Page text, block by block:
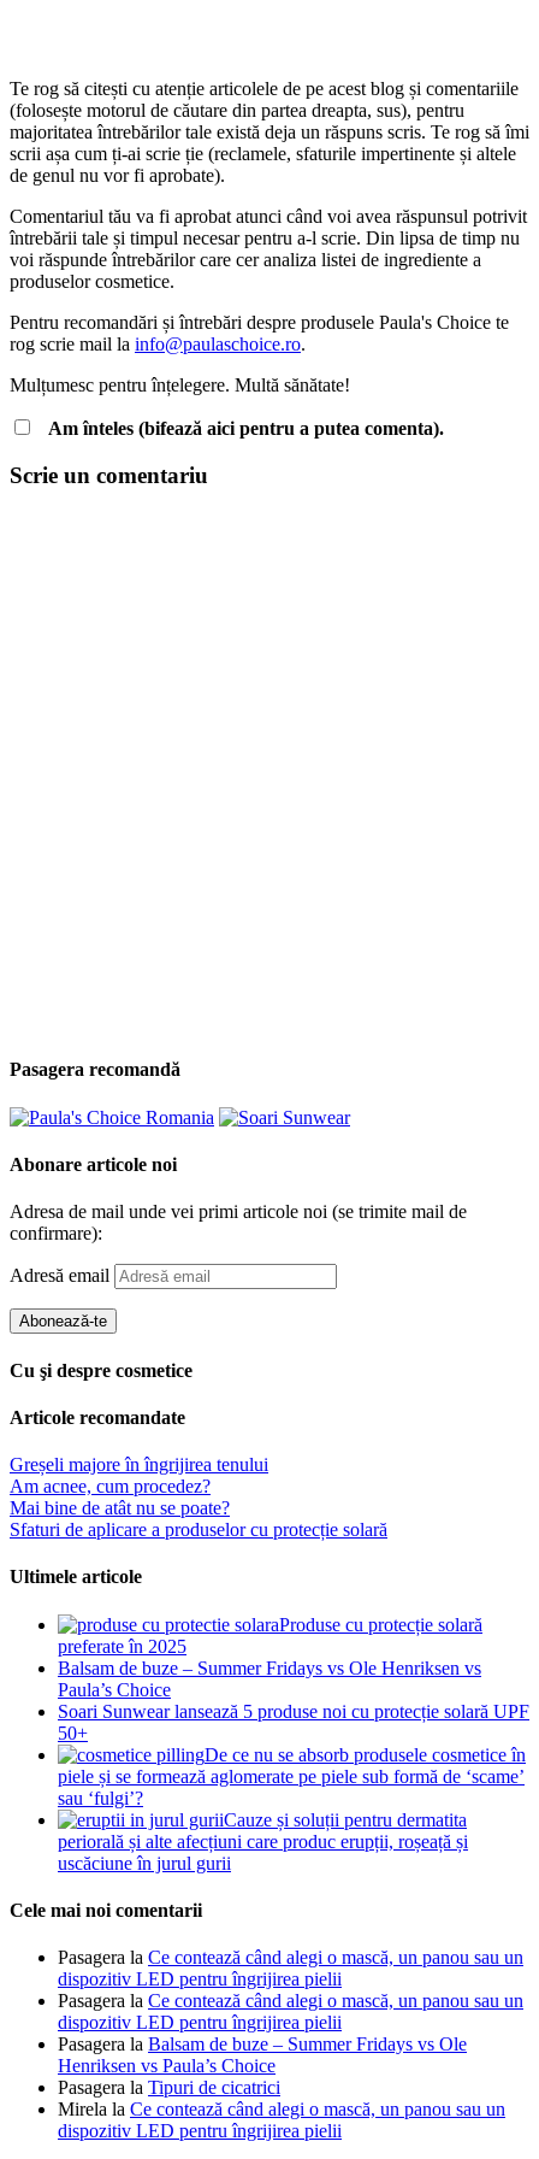
Te rog să citești cu atenție articolele de pe acest blog și comentariile
(folosește motorul de căutare din partea dreapta, sus), pentru
majoritatea întrebărilor tale există deja un răspuns scris. Te rog să îmi
scrii așa cum ți-ai scrie ție (reclamele, sfaturile impertinente și altele
de genul nu vor fi aprobate).
Comentariul tău va fi aprobat atunci când voi avea răspunsul potrivit
întrebării tale și timpul necesar pentru a-l scrie. Din lipsa de timp nu
voi răspunde întrebărilor care cer analiza listei de ingrediente a
produselor cosmetice.
Pentru recomandări și întrebări despre produsele Paula's Choice te
rog scrie mail la info@paulaschoice.ro.
Mulțumesc pentru înțelegere. Multă sănătate!
Am înteles (bifează aici pentru a putea comenta).
Scrie un comentariu
Pasagera recomandă
Abonare articole noi
Adresa de mail unde vei primi articole noi (se trimite mail de
confirmare):
Adresă email
Abonează-te
Cu şi despre cosmetice
Articole recomandate
Greșeli majore în îngrijirea tenului
Am acnee, cum procedez?
Mai bine de atât nu se poate?
Sfaturi de aplicare a produselor cu protecție solară
Ultimele articole
Produse cu protecție solară
preferate în 2025
Balsam de buze – Summer Fridays vs Ole Henriksen vs
Paula’s Choice
Soari Sunwear lansează 5 produse noi cu protecție solară UPF
50+
De ce nu se absorb produsele cosmetice în
piele și se formează aglomerate pe piele sub formă de ‘scame’
sau ‘fulgi’?
Cauze și soluții pentru dermatita
periorală și alte afecțiuni care produc erupții, roșeață și
uscăciune în jurul gurii
Cele mai noi comentarii
Pasagera la Ce contează când alegi o mască, un panou sau un
dispozitiv LED pentru îngrijirea pielii
Pasagera la Ce contează când alegi o mască, un panou sau un
dispozitiv LED pentru îngrijirea pielii
Pasagera la Balsam de buze – Summer Fridays vs Ole
Henriksen vs Paula’s Choice
Pasagera la Tipuri de cicatrici
Mirela la Ce contează când alegi o mască, un panou sau un
dispozitiv LED pentru îngrijirea pielii